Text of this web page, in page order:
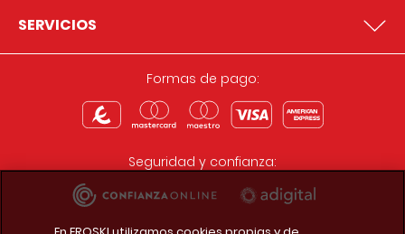
SERVICIOS
Formas de pago:
Seguridad y confianza: